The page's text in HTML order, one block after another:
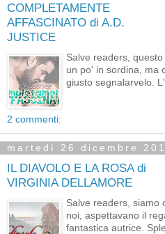
COMPLETAMENTE
AFFASCINATO di A.D.
JUSTICE
Salve readers,
un po' in sordina, ma
giusto segnalarvelo.
2 commenti:
martedì 26 dicembre
IL DIAVOLO E LA ROSA di
VIRGINIA DELLAMORE
Salve readers, siamo
noi, aspettavano il
fantastica autrice.